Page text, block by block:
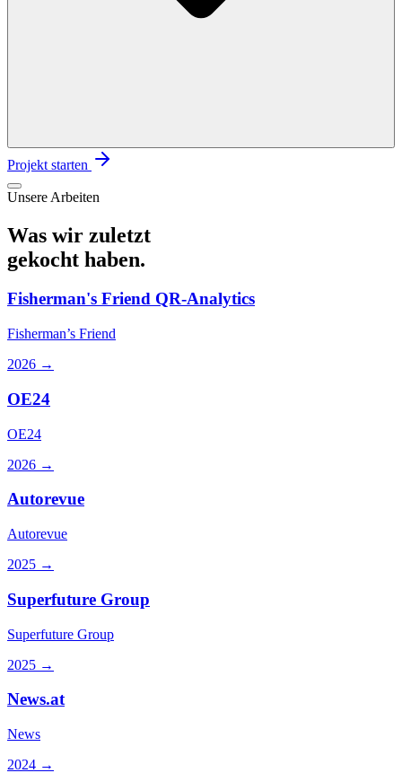
Projekt starten
Unsere Arbeiten
Was wir zuletzt
gekocht haben.
Fisherman's Friend QR-Analytics
Fisherman’s Friend
2026 →
OE24
OE24
2026 →
Autorevue
Autorevue
2025 →
Superfuture Group
Superfuture Group
2025 →
News.at
News
2024 →